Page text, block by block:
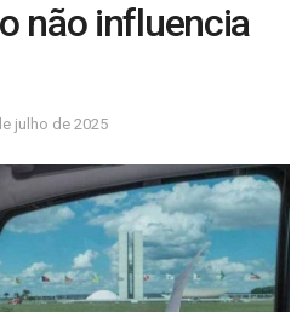
não influencia
julho de 2025